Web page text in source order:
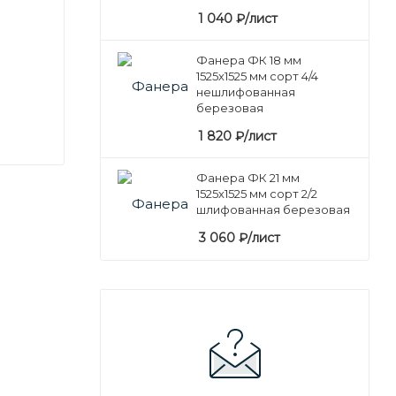
1 040 ₽/лист
Фанера ФК 18 мм
1525х1525 мм сорт 4/4
нешлифованная
березовая
1 820 ₽/лист
Фанера ФК 21 мм
1525х1525 мм сорт 2/2
шлифованная березовая
3 060 ₽/лист